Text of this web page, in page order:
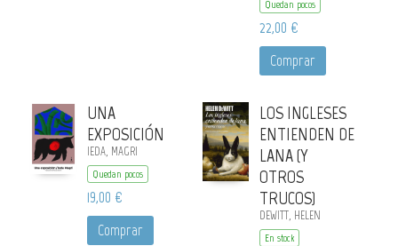
Quedan pocos
22,00 €
Comprar
UNA
EXPOSICIÓN
IEDA, MAGRI
Quedan pocos
19,00 €
Comprar
LOS INGLESES
ENTIENDEN DE
LANA (Y
OTROS
TRUCOS)
DEWITT, HELEN
En stock